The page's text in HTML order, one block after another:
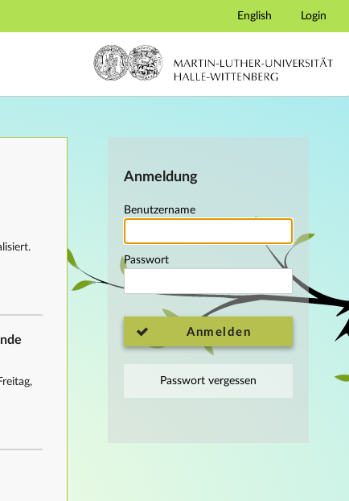
English Login
Anmeldung
Benutzername
Passwort
Anmelden
Passwort vergessen